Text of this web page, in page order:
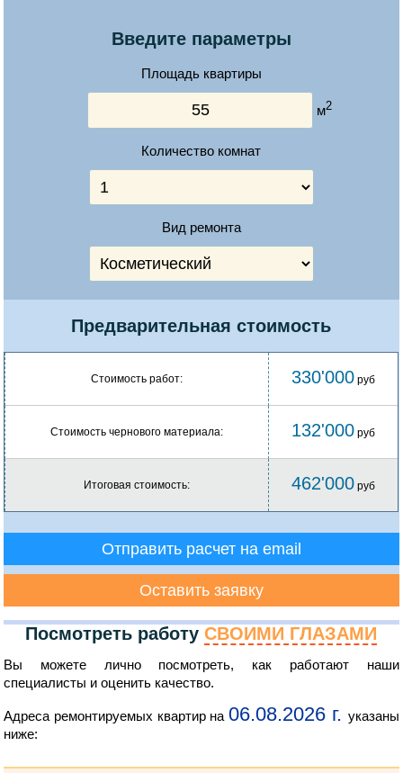
Введите параметры
Площадь квартиры
м2
Количество комнат
Вид ремонта
Предварительная стоимость
Стоимость работ: 330'000 руб
Стоимость чернового материала: 132'000 руб
Итоговая стоимость: 462'000 руб
Отправить расчет на email
Оставить заявку
Посмотреть работуСВОИМИ ГЛАЗАМИ
Вы можете лично посмотреть, как работают наши
специалисты и оценить качество.
Адреса ремонтируемых квартир на06.08.2026 г. указаны
ниже: